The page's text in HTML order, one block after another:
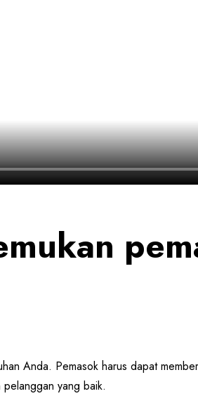
Anda. Pemasok harus dapat
yang baik.